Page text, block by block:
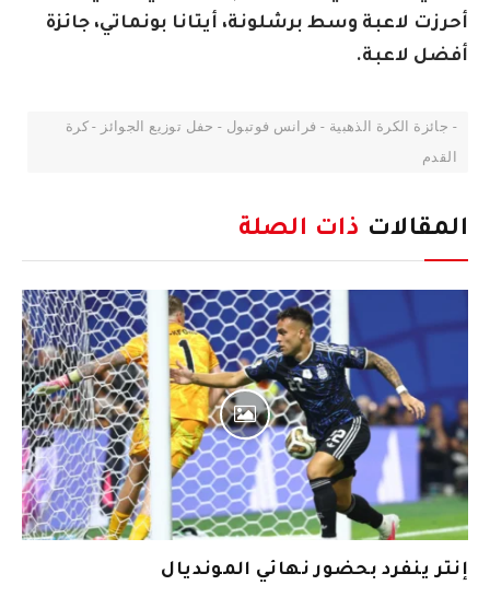
أحرزت لاعبة وسط برشلونة، أيتانا بونماتي، جائزة
أفضل لاعبة.
- جائزة الكرة الذهبية - فرانس فوتبول - حفل توزيع الجوائز - كرة
القدم
المقالات ذات الصلة
إنتر ينفرد بحضور نهائي المونديال